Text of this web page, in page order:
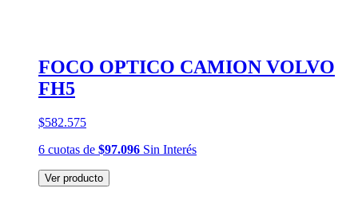
FOCO OPTICO CAMION VOLVO
FH5
$582.575
6 cuotas de $97.096 Sin Interés
Ver producto